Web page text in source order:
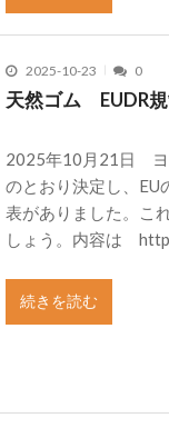
2025-10-23 0
天然ゴム EUDR
2025年10月21日 ヨ
のとおり決定し、EU
表がありました。こ
しょう。内容は
続きを読む